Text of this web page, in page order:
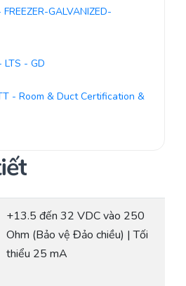
GALVANIZED-
LTS - GD
- Room & Duct Certification &
+13.5 đến 32 VDC vào 250
Ohm (Bảo vệ Đảo chiều) | Tối
thiểu 25 mA